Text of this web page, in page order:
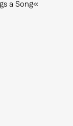
a Song«